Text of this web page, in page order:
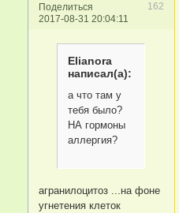
Поделиться
162
2017-08-31 20:04:11
Elianora
написал(а):
а что там у
тебя было?
НА гормоны
аллергия?
агранилоцитоз ...на фоне
угнетения клеток